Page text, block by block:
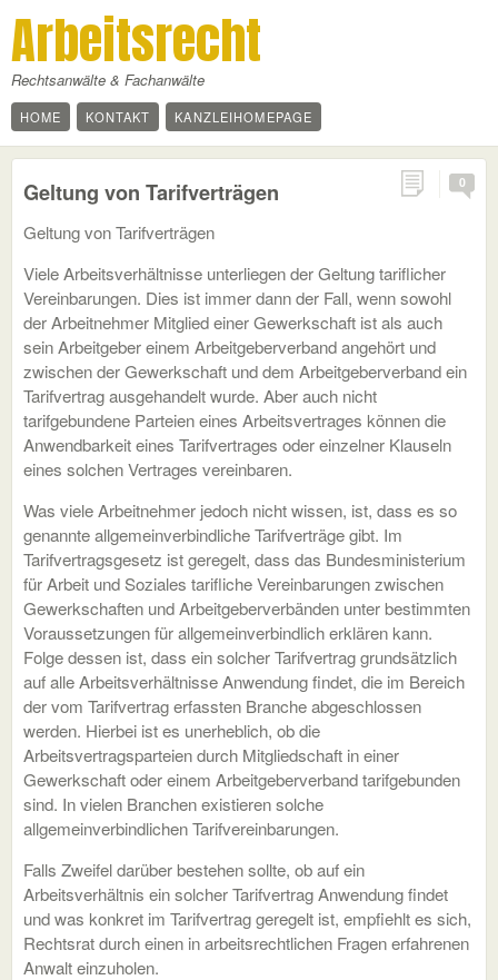
Arbeitsrecht
Rechtsanwälte & Fachanwälte
HOME KONTAKT KANZLEIHOMEPAGE
0
Geltung von Tarifverträgen
Geltung von Tarifverträgen
Viele Arbeitsverhältnisse unterliegen der Geltung tariflicher
Vereinbarungen. Dies ist immer dann der Fall, wenn sowohl
der Arbeitnehmer Mitglied einer Gewerkschaft ist als auch
sein Arbeitgeber einem Arbeitgeberverband angehört und
zwischen der Gewerkschaft und dem Arbeitgeberverband ein
Tarifvertrag ausgehandelt wurde. Aber auch nicht
tarifgebundene Parteien eines Arbeitsvertrages können die
Anwendbarkeit eines Tarifvertrages oder einzelner Klauseln
eines solchen Vertrages vereinbaren.
Was viele Arbeitnehmer jedoch nicht wissen, ist, dass es so
genannte allgemeinverbindliche Tarifverträge gibt. Im
Tarifvertragsgesetz ist geregelt, dass das Bundesministerium
für Arbeit und Soziales tarifliche Vereinbarungen zwischen
Gewerkschaften und Arbeitgeberverbänden unter bestimmten
Voraussetzungen für allgemeinverbindlich erklären kann.
Folge dessen ist, dass ein solcher Tarifvertrag grundsätzlich
auf alle Arbeitsverhältnisse Anwendung findet, die im Bereich
der vom Tarifvertrag erfassten Branche abgeschlossen
werden. Hierbei ist es unerheblich, ob die
Arbeitsvertragsparteien durch Mitgliedschaft in einer
Gewerkschaft oder einem Arbeitgeberverband tarifgebunden
sind. In vielen Branchen existieren solche
allgemeinverbindlichen Tarifvereinbarungen.
Falls Zweifel darüber bestehen sollte, ob auf ein
Arbeitsverhältnis ein solcher Tarifvertrag Anwendung findet
und was konkret im Tarifvertrag geregelt ist, empfiehlt es sich,
Rechtsrat durch einen in arbeitsrechtlichen Fragen erfahrenen
Anwalt einzuholen.